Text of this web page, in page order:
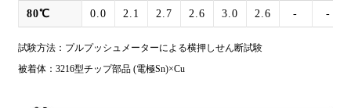
80℃ 0.0 2.1 2.7 2.6 3.0 2.6 - -
試験方法：プルプッシュメーターによる横押しせん断試験
被着体：3216型チップ部品 (電極Sn)×Cu